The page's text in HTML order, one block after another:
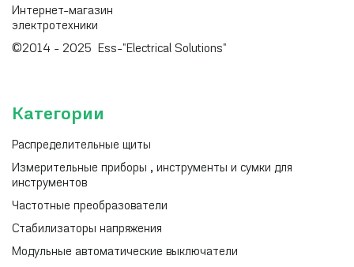
Интернет-магазин
электротехники
©2014 - 2025 Ess-"Electrical Solutions"
Категории
Распределительные щиты
Измерительные приборы , инструменты и сумки для
инструментов
Частотные преобразователи
Стабилизаторы напряжения
Модульные автоматические выключатели